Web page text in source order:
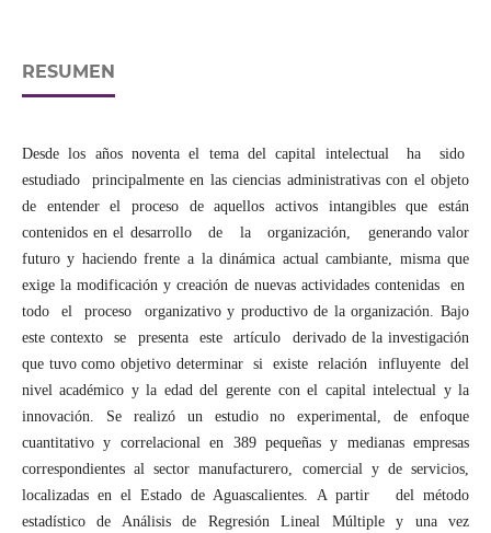
RESUMEN
Desde los años noventa el tema del capital intelectual ha sido
estudiado principalmente en las ciencias administrativas con el objeto
de entender el proceso de aquellos activos intangibles que están
contenidos en el desarrollo de la organización, generando valor
futuro y haciendo frente a la dinámica actual cambiante, misma que
exige la modificación y creación de nuevas actividades contenidas en
todo el proceso organizativo y productivo de la organización. Bajo
este contexto se presenta este artículo derivado de la investigación
que tuvo como objetivo determinar si existe relación influyente del
nivel académico y la edad del gerente con el capital intelectual y la
innovación. Se realizó un estudio no experimental, de enfoque
cuantitativo y correlacional en 389 pequeñas y medianas empresas
correspondientes al sector manufacturero, comercial y de servicios,
localizadas en el Estado de Aguascalientes. A partir del método
estadístico de Análisis de Regresión Lineal Múltiple y una vez